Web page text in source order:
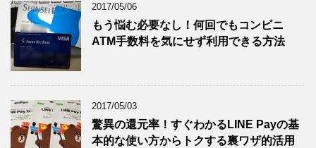
2017/05/06
もう悩む必要なし！何回でもコンビニ
ATM手数料を気にせず利用できる方法
2017/05/03
驚異の還元率！すぐわかるLINE Payの基
本的な使い方からトクする裏ワザ的活用